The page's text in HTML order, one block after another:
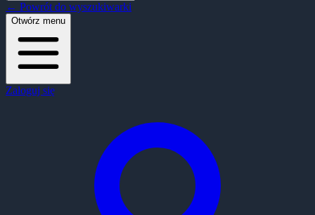
← Powrót do wyszukiwarki
Otwórz menu
Zaloguj się